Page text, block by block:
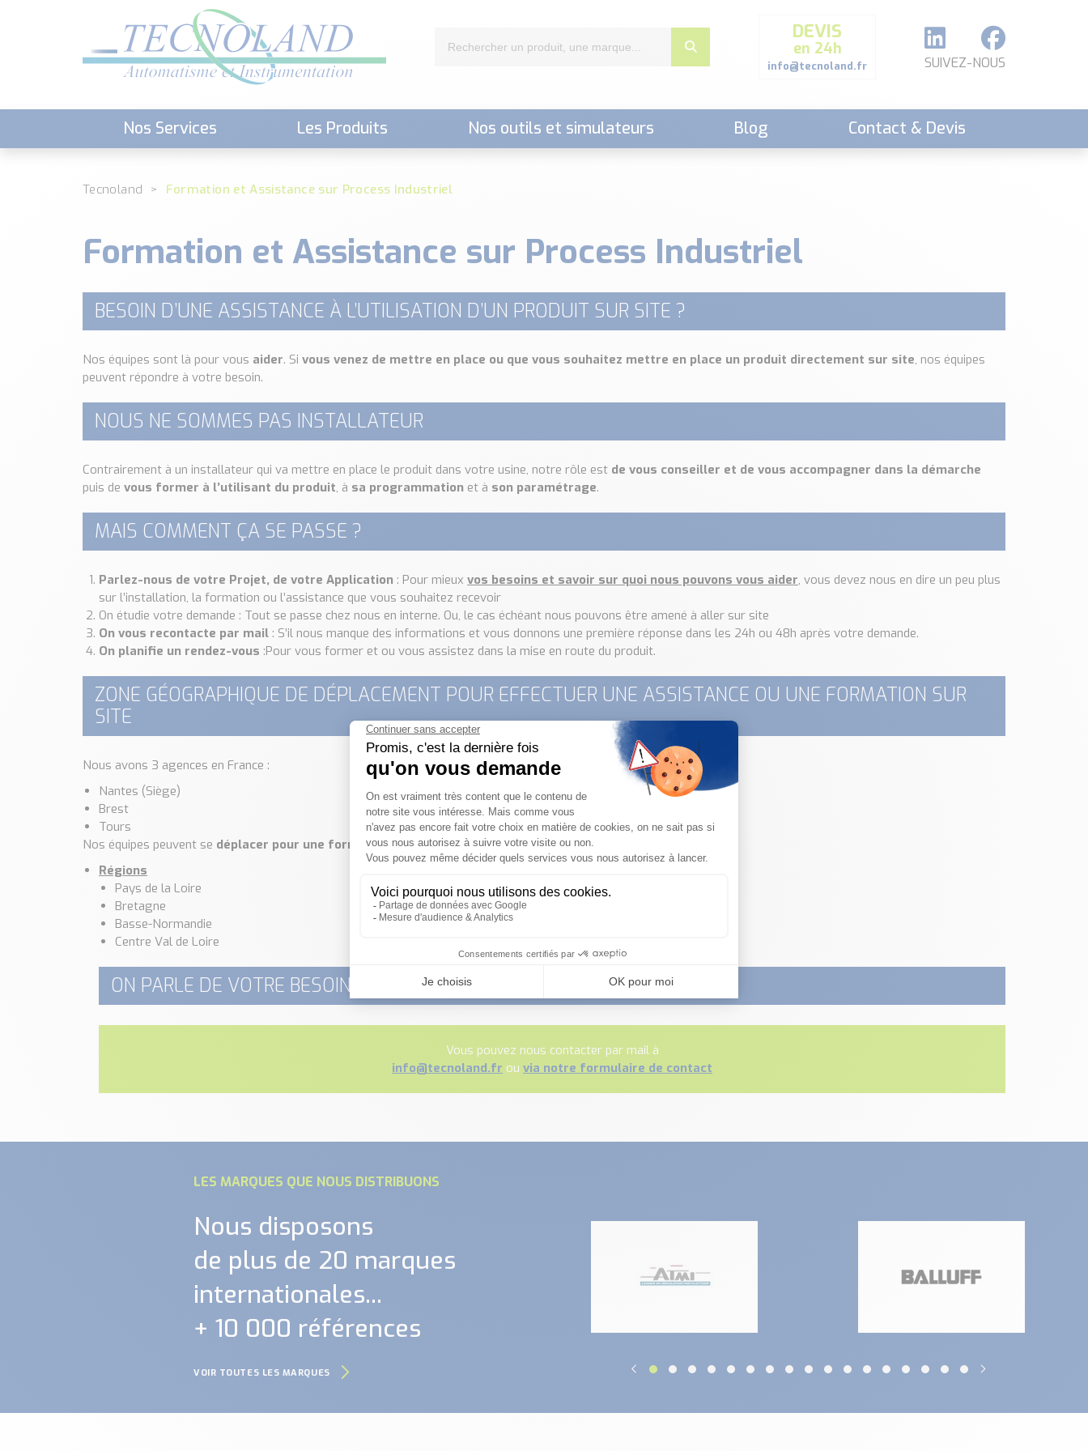
DEVIS
en 24h
info@tecnoland.fr SUIVEZ-NOUS
Nos Services Les Produits Nos outils et simulateurs Blog Contact & Devis
Tecnoland Formation et Assistance sur Process Industriel
Formation et Assistance sur Process Industriel
BESOIN D’UNE ASSISTANCE À L’UTILISATION D’UN PRODUIT SUR SITE ?
Nos équipes sont là pour vous aider. Si vous venez de mettre en place ou que vous souhaitez mettre en place un produit directement sur site, nos équipes
peuvent répondre à votre besoin.
NOUS NE SOMMES PAS INSTALLATEUR
Contrairement à un installateur qui va mettre en place le produit dans votre usine, notre rôle est de vous conseiller et de vous accompagner dans la démarche
puis de vous former à l’utilisant du produit, à sa programmation et à son paramétrage.
MAIS COMMENT ÇA SE PASSE ?
Parlez-nous de votre Projet, de votre Application : Pour mieux vos besoins et savoir sur quoi nous pouvons vous aider, vous devez nous en dire un peu plus
sur l’installation, la formation ou l’assistance que vous souhaitez recevoir
On étudie votre demande : Tout se passe chez nous en interne. Ou, le cas échéant nous pouvons être amené à aller sur site
On vous recontacte par mail : S’il nous manque des informations et vous donnons une première réponse dans les 24h ou 48h après votre demande.
On planifie un rendez-vous :Pour vous former et ou vous assistez dans la mise en route du produit.
ZONE GÉOGRAPHIQUE DE DÉPLACEMENT POUR EFFECTUER UNE ASSISTANCE OU UNE FORMATION SUR
SITE
Nous avons 3 agences en France :
Nantes (Siège)
Brest
Tours
Nos équipes peuvent se déplacer pour une formation ou une assistance sur site Industriel
Régions
Pays de la Loire
Bretagne
Basse-Normandie
Centre Val de Loire
ON PARLE DE VOTRE BESOIN ?
Vous pouvez nous contacter par mail à
info@tecnoland.fr ou via notre formulaire de contact
LES MARQUES QUE NOUS DISTRIBUONS
Nous disposons
de plus de 20 marques
internationales...
+ 10 000 références
VOIR TOUTES LES MARQUES